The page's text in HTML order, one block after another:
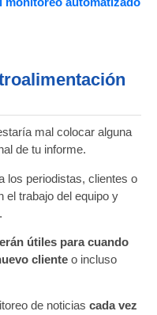
mal colocar alguna
de tu informe.
los periodistas, clientes o
el trabajo del equipo y
útiles para cuando
cliente o incluso
de noticias cada vez